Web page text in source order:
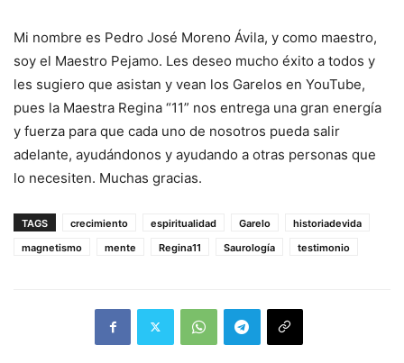
Mi nombre es Pedro José Moreno Ávila, y como maestro,
soy el Maestro Pejamo. Les deseo mucho éxito a todos y
les sugiero que asistan y vean los Garelos en YouTube,
pues la Maestra Regina “11” nos entrega una gran energía
y fuerza para que cada uno de nosotros pueda salir
adelante, ayudándonos y ayudando a otras personas que
lo necesiten. Muchas gracias.
TAGS crecimiento espiritualidad Garelo
historiadevida
magnetismo
mente Regina11 Saurología testimonio